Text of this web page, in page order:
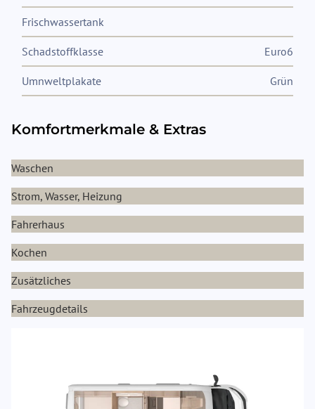
Frischwassertank
Schadstoffklasse Euro6
Umnweltplakate Grün
Komfortmerkmale & Extras
Waschen
Strom, Wasser, Heizung
Fahrerhaus
Kochen
Zusätzliches
Fahrzeugdetails